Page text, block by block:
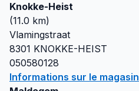
Knokke-Heist
(11.0 km)
Vlamingstraat
8301 KNOKKE-HEIST
050580128
Informations sur le magasin